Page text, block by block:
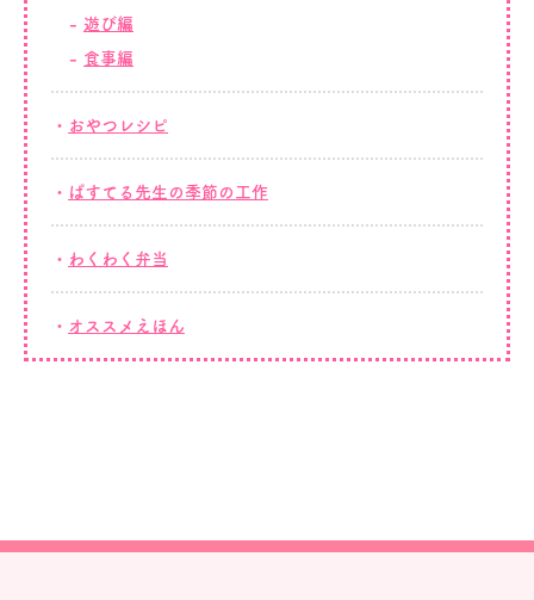
遊び編
食事編
おやつレシピ
ぱすてる先生の季節の工作
わくわく弁当
オススメえほん